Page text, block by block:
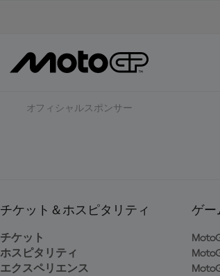
オフィシャルスポンサー
チケット＆ホスピタリティ
チケット
ホスピタリティ
エクスペリエンス
ゲー